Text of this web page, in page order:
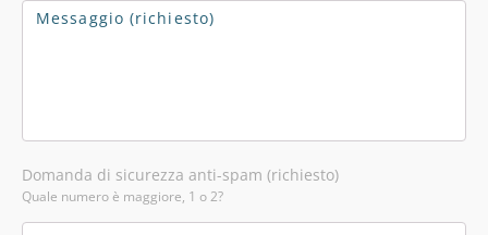
Domanda di sicurezza anti-spam (richiesto)
Quale numero è maggiore, 1 o 2?